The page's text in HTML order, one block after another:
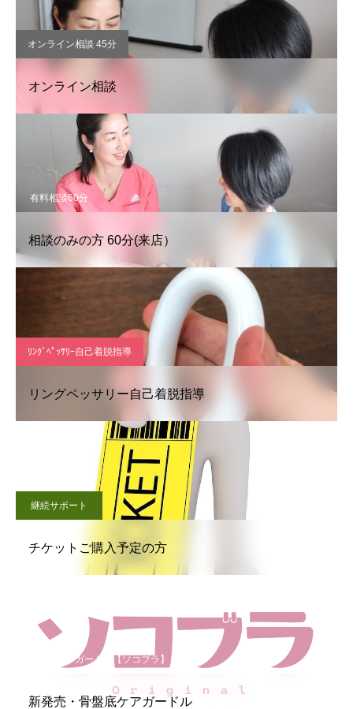
オンライン相談 45分
オンライン相談
有料相談60分
相談のみの方 60分(来店）
ﾘﾝｸﾞﾍﾟｯｻﾘｰ自己着脱指導
リングペッサリー自己着脱指導
継続サポート
チケットご購入予定の方
骨盤底ケアガードル【ソコブラ】
新発売・骨盤底ケアガードル